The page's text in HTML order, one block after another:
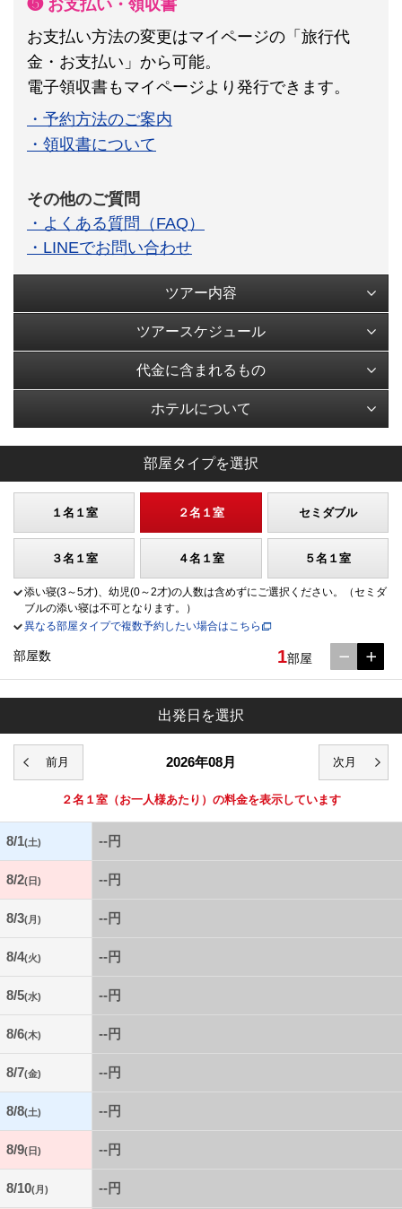
❺ お支払い・領収書
お支払い方法の変更はマイページの「旅行代
金・お支払い」から可能。
電子領収書もマイページより発行できます。
・予約方法のご案内
・領収書について
その他のご質問
・よくある質問（FAQ）
・LINEでお問い合わせ
ツアー内容
ツアースケジュール
代金に含まれるもの
ホテルについて
部屋タイプを選択
１名１室 ２名１室 セミダブル
３名１室 ４名１室 ５名１室
添い寝(3～5才)、幼児(0～2才)の人数は含めずにご選択ください。（セミダ
ブルの添い寝は不可となります。）
異なる部屋タイプで複数予約したい場合はこちら
部屋数 1部屋
出発日を選択
2026年08月
２名１室 （お一人様あたり）の料金を表示しています
8/1(土) --円
8/2(日) --円
8/3(月) --円
8/4(火) --円
8/5(水) --円
8/6(木) --円
8/7(金) --円
8/8(土) --円
8/9(日) --円
8/10(月) --円